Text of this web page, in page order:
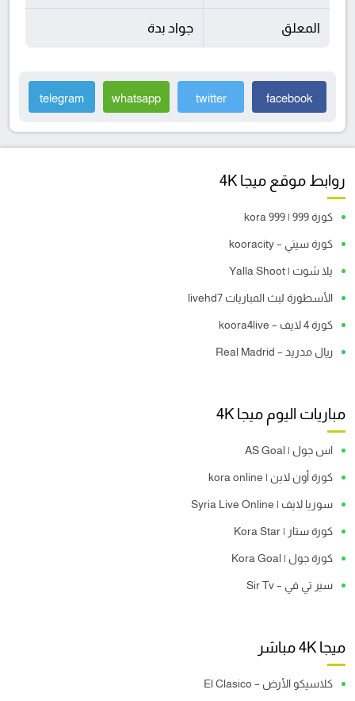
المعلق جواد بدة
facebook
twitter
whatsapp
telegram
روابط موقع ميجا 4K
كورة 999 | kora 999
كورة سيتي – kooracity
يلا شوت | Yalla Shoot
الأسطورة لبث المباريات livehd7
كورة 4 لايف – koora4live
ريال مدريد – Real Madrid
مباريات اليوم ميجا 4K
اس جول | AS Goal
كورة أون لاين | kora online
سوريا لايف | Syria Live Online
كورة ستار | Kora Star
كورة جول | Kora Goal
سير تي في – Sir Tv
ميجا 4K مباشر
كلاسيكو الأرض – El Clasico